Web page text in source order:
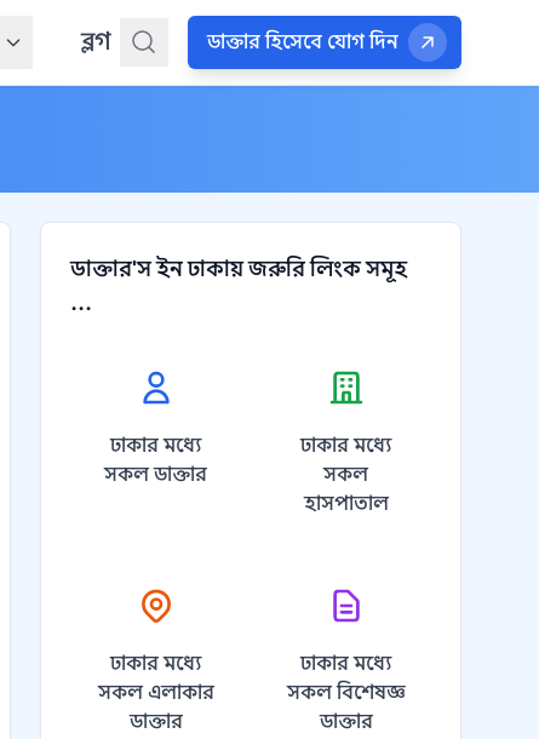
ব্লগ ডাক্তার হিসেবে যোগ দিন
ডাক্তার'স ইন ঢাকায় জরুরি লিংক সমূহ
...
ঢাকার মধ্যে
সকল ডাক্তার
ঢাকার মধ্যে
সকল
হাসপাতাল
ঢাকার মধ্যে
সকল এলাকার
ডাক্তার
ঢাকার মধ্যে
সকল বিশেষজ্ঞ
ডাক্তার